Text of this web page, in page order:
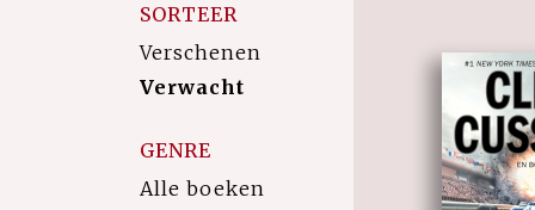
SORTEER
Verschenen
Verwacht
GENRE
Alle boeken